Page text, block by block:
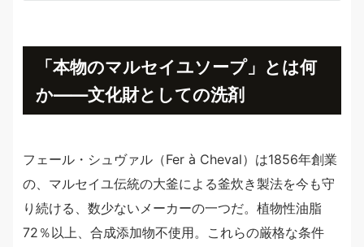
「本物のマルセイユソープ」とは何
か――文化財としての洗剤
フェール・シュヴァル（Fer à Cheval）は1856年創業
の、マルセイユ伝統の大釜による釜炊き製法を今も守
り続ける、数少ないメーカーの一つだ。植物性油脂
72％以上、合成添加物不使用。これらの厳格な条件